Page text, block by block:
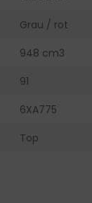
Grau / rot
948 cm3
91
6XA775
Top